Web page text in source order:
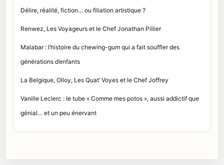
Délire, réalité, fiction… ou filiation artistique ?
Renwez, Les Voyageurs et le Chef Jonathan Pillier
Malabar : l’histoire du chewing-gum qui a fait souffler des
générations d’enfants
La Belgique, Olloy, Les Quat’ Voyes et le Chef Joffrey
Vanille Leclerc : le tube « Comme mes potos », aussi addictif que
génial… et un peu énervant